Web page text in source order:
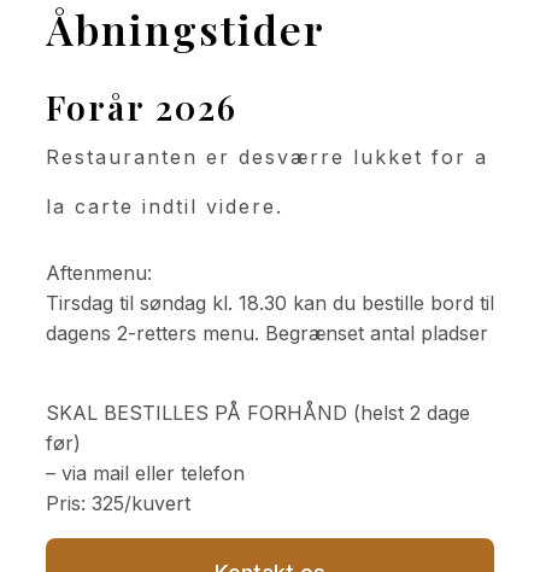
Åbningstider
Forår 2026
Restauranten er desværre lukket for a
la carte indtil videre.
Aftenmenu:
Tirsdag til søndag kl. 18.30 kan du bestille bord til
dagens 2-retters menu. Begrænset antal pladser
SKAL BESTILLES PÅ FORHÅND (helst 2 dage
før)
– via mail eller telefon
Pris: 325/kuvert